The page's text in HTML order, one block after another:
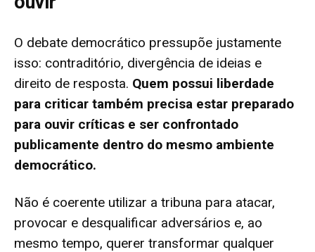
O debate democrático pressupõe justamente
isso: contraditório, divergência de ideias e
direito de resposta. Quem possui liberdade
para criticar também precisa estar preparado
para ouvir críticas e ser confrontado
publicamente dentro do mesmo ambiente
democrático.
Não é coerente utilizar a tribuna para atacar,
provocar e desqualificar adversários e, ao
mesmo tempo, querer transformar qualquer